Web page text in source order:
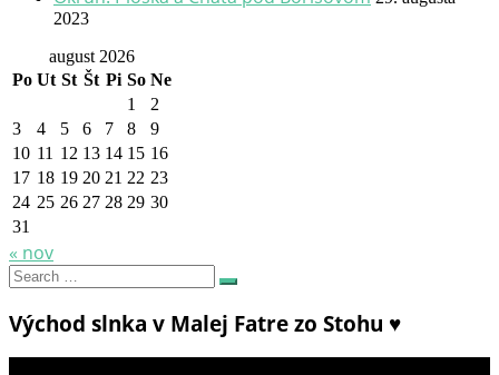
2023
august 2026
Po Ut St Št Pi So Ne
1
2
3
4 5 6 7 8
9
10 11 12 13 14 15 16
17 18 19 20 21 22 23
24 25 26 27 28 29 30
31
« nov
Search
for:
Search
Východ slnka v Malej Fatre zo Stohu ♥